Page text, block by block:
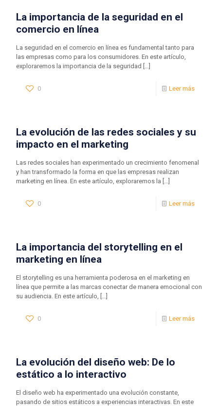
La importancia de la seguridad en el
comercio en línea
La seguridad en el comercio en línea es fundamental tanto para
las empresas como para los consumidores. En este artículo,
exploraremos la importancia de la seguridad […]
0 Leer más
La evolución de las redes sociales y su
impacto en el marketing
Las redes sociales han experimentado un crecimiento fenomenal
y han transformado la forma en que las empresas realizan
marketing en línea. En este artículo, exploraremos la […]
0 Leer más
La importancia del storytelling en el
marketing en línea
El storytelling es una herramienta poderosa en el marketing en
línea que permite a las marcas conectar de manera emocional con
su audiencia. En este artículo, […]
0 Leer más
La evolución del diseño web: De lo
estático a lo interactivo
El diseño web ha experimentado una evolución constante,
pasando de sitios estáticos a experiencias interactivas. En este